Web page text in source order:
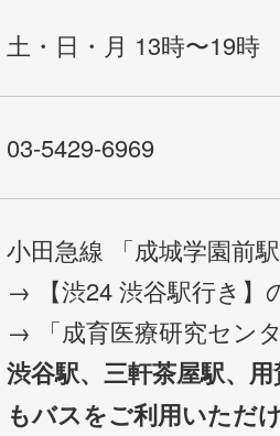
土・日・月 13時〜19時
03-5429-6969
小田急線 「成城学園前
→ 【渋24 渋谷駅行き】
→ 「成育医療研究セン
渋谷駅、三軒茶屋駅、
もバスをご利用いただ